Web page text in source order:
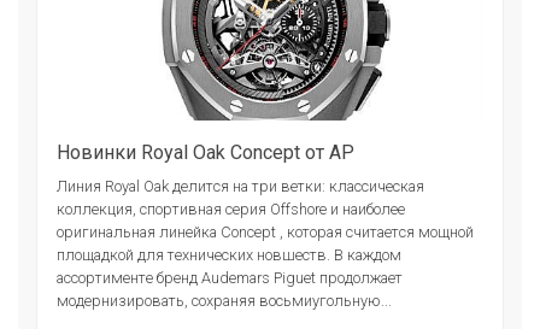
Новинки Royal Oak Concept от AP
Линия Royal Oak делится на три ветки: классическая
коллекция, спортивная серия Offshore и наиболее
оригинальная линейка Concept , которая считается мощной
площадкой для технических новшеств. В каждом
ассортименте бренд Audemars Piguet продолжает
модернизировать, сохраняя восьмиугольную...